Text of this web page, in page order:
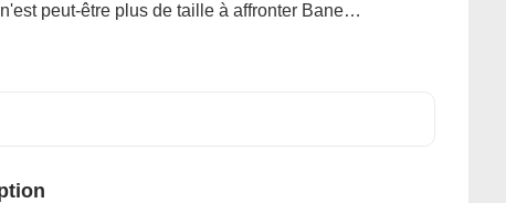
peut-être plus de taille à affronter Bane…